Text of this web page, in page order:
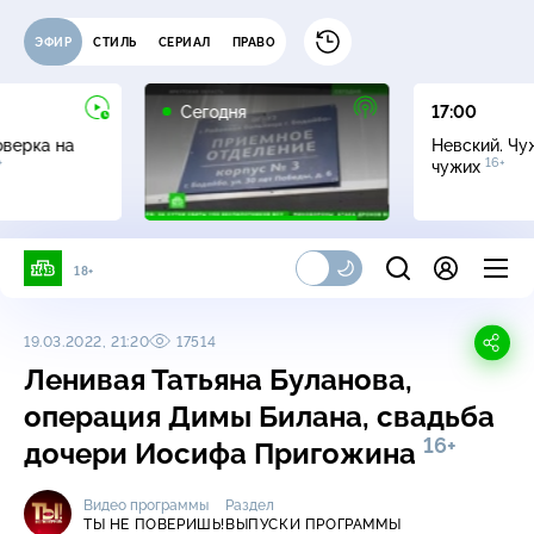
ЭФИР СТИЛЬ СЕРИАЛ ПРАВО
на
Сегодня
17:00
Невский.
чужих 16+
18+
19.03.2022, 21:20 17514
Ленивая Татьяна Буланова,
операция Димы Билана, свадьба
дочери Иосифа Пригожина 16+
Видео программы
ТЫ НЕ ПОВЕРИШЬ!
Раздел
ВЫПУСКИ ПРОГРАММЫ